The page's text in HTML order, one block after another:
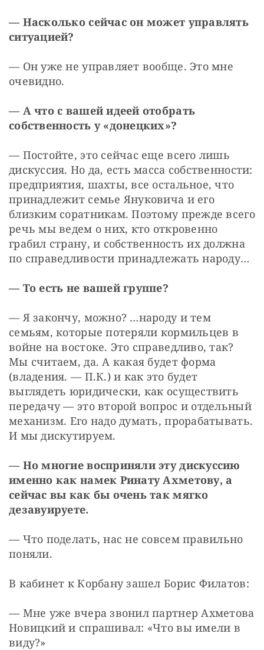
— Насколько сейчас он может управлять
ситуацией?
— Он уже не управляет вообще. Это мне
очевидно.
— А что с вашей идеей отобрать
собственность у «донецких»?
— Постойте, это сейчас еще всего лишь
дискуссия. Но да, есть масса собственности:
предприятия, шахты, все остальное, что
принадлежит семье Януковича и его
близким соратникам. Поэтому прежде всего
речь мы ведем о них, кто откровенно
грабил страну, и собственность их должна
по справедливости принадлежать народу…
— То есть не вашей группе?
— Я закончу, можно? …народу и тем
семьям, которые потеряли кормильцев в
войне на востоке. Это справедливо, так?
Мы считаем, да. А какая будет форма
(владения. — П.К.) и как это будет
выглядеть юридически, как осуществить
передачу — это второй вопрос и отдельный
механизм. Его надо думать, прорабатывать.
И мы дискутируем.
— Но многие восприняли эту дискуссию
именно как намек Ринату Ахметову, а
сейчас вы как бы очень так мягко
дезавуируете.
— Что поделать, нас не совсем правильно
поняли.
В кабинет к Корбану зашел Борис Филатов:
— Мне уже вчера звонил партнер Ахметова
Новицкий и спрашивал: «Что вы имели в
виду?»